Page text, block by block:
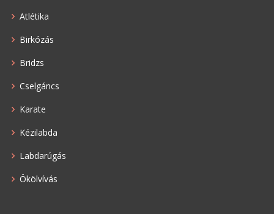
Atlétika
Birkózás
Bridzs
Cselgáncs
Karate
Kézilabda
Labdarúgás
Ökölvívás